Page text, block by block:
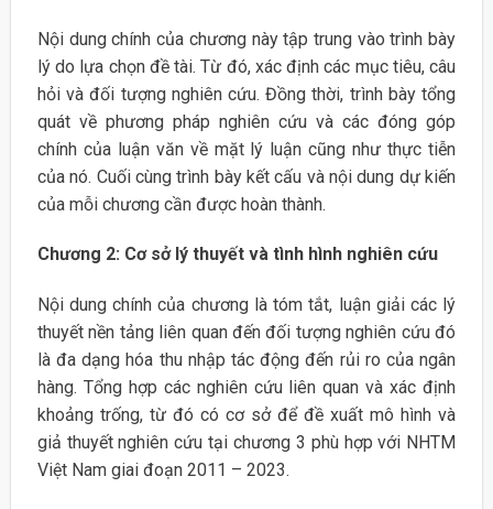
Nội dung chính của chương này tập trung vào trình bày
lý do lựa chọn đề tài. Từ đó, xác định các mục tiêu, câu
hỏi và đối tượng nghiên cứu. Đồng thời, trình bày tổng
quát về phương pháp nghiên cứu và các đóng góp
chính của luận văn về mặt lý luận cũng như thực tiễn
của nó. Cuối cùng trình bày kết cấu và nội dung dự kiến
của mỗi chương cần được hoàn thành.
Chương 2: Cơ sở lý thuyết và tình hình nghiên cứu
Nội dung chính của chương là tóm tắt, luận giải các lý
thuyết nền tảng liên quan đến đối tượng nghiên cứu đó
là đa dạng hóa thu nhập tác động đến rủi ro của ngân
hàng. Tổng hợp các nghiên cứu liên quan và xác định
khoảng trống, từ đó có cơ sở để đề xuất mô hình và
giả thuyết nghiên cứu tại chương 3 phù hợp với NHTM
Việt Nam giai đoạn 2011 – 2023.